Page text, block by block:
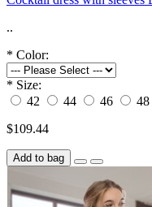
..
* Color:
* Size:
42
44 46
48
$109.44
Add to bag